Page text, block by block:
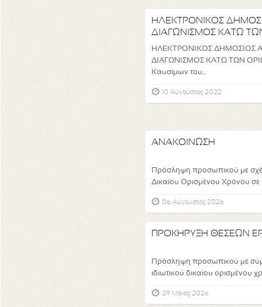
ΗΛΕΚΤΡΟΝΙΚΟΣ
ΔΙΑΓΩΝΙΣΜΟΣ ΚΑΤΩ
«Προμήθεια Yγρών Kα...
ΗΛΕΚΤΡΟΝΙΚΟΣ ΔΗΜΟΣΙΟΣ
ΔΙΑΓΩΝΙΣΜΟΣ ΚΑΤΩ ΤΩΝ
Kαυσίμων του...
10 Αύγουστος 2022
ΑΝΑΚΟΙΝΩΣΗ
Πρόσληψη προσωπικού με
Δικαίου Ορισμένου Χρόνου σε
06 Αύγουστος 2026
ΠΡΟΚΗΡΥΞΗ ΘΕΣΕΩΝ
Πρόσληψη προσωπικού με
ιδιωτικού δικαίου ορισμένου
29 Μάιος 2026